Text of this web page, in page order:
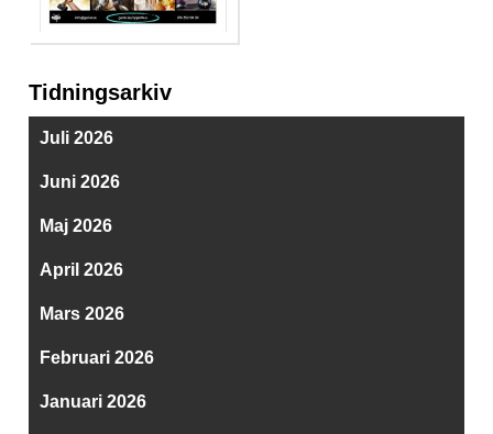
Tidningsarkiv
Juli 2026
Juni 2026
Maj 2026
April 2026
Mars 2026
Februari 2026
Januari 2026